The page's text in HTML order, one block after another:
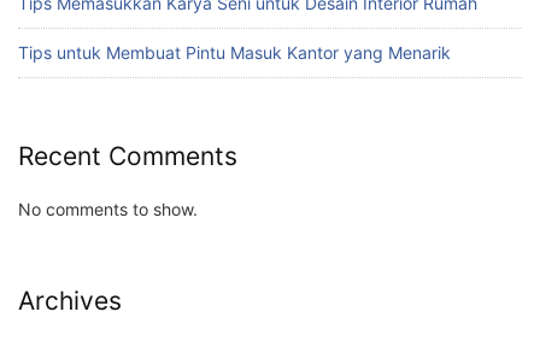
Tips untuk Membuat Pintu Masuk Kantor yang Menarik
Recent Comments
No comments to show.
Archives